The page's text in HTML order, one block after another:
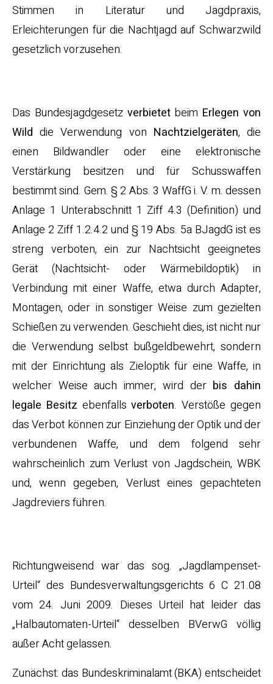
Stimmen in Literatur und Jagdpraxis,
Erleichterungen für die Nachtjagd auf Schwarzwild
gesetzlich vorzusehen.
Das Bundesjagdgesetz verbietetbeim Erlegen von
Wild die Verwendung von Nachtzielgeräten, die
einen Bildwandler oder eine elektronische
Verstärkung besitzen und für Schusswaffen
bestimmt sind. Gem. § 2 Abs. 3 WaffG i. V. m. dessen
Anlage 1 Unterabschnitt 1 Ziff 4.3 (Definition) und
Anlage 2 Ziff 1.2.4.2 und § 19 Abs. 5a BJagdG ist es
streng verboten, ein zur Nachtsicht geeignetes
Gerät (Nachtsicht- oder Wärmebildoptik) in
Verbindung mit einer Waffe, etwa durch Adapter,
Montagen, oder in sonstiger Weise zum gezielten
Schießen zu verwenden. Geschieht dies, ist nicht nur
die Verwendung selbst bußgeldbewehrt, sondern
mit der Einrichtung als Zieloptik für eine Waffe, in
welcher Weise auch immer, wird der bis dahin
legale Besitz ebenfallsverboten. Verstöße gegen
das Verbot können zur Einziehung der Optik und der
verbundenen Waffe, und dem folgend sehr
wahrscheinlich zum Verlust von Jagdschein, WBK
und, wenn gegeben, Verlust eines gepachteten
Jagdreviers führen.
Richtungweisend war das sog. „Jagdlampenset-
Urteil“ des Bundesverwaltungsgerichts 6 C 21.08
vom 24. Juni 2009. Dieses Urteil hat leider das
„Halbautomaten-Urteil“ desselben BVerwG völlig
außer Acht gelassen.
Zunächst: das Bundeskriminalamt (BKA) entscheidet